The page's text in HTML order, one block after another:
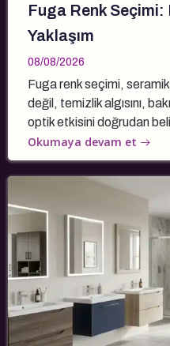
Fuga Renk
Yaklaşım
08/08/2026
Fuga renk seçimi,
değil, temizlik algısını,
optik etkisini doğrudan
Okumaya devam et